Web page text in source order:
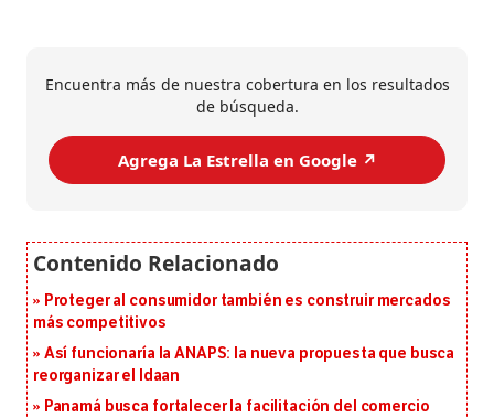
Encuentra más de nuestra cobertura en los resultados
de búsqueda.
Agrega La Estrella en Google ↗️
Proteger al consumidor también es construir mercados
más competitivos
Así funcionaría la ANAPS: la nueva propuesta que busca
reorganizar el Idaan
Panamá busca fortalecer la facilitación del comercio